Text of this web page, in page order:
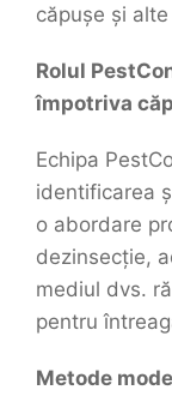
căpușe și
Rolul
împotriva
Echipa
identificarea
o abordare
dezinsecție,
mediul dvs.
pentru
Metode